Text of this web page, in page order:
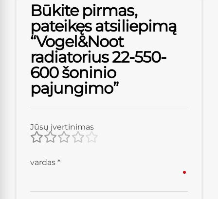
Būkite pirmas,
pateikęs atsiliepimą
“Vogel&Noot
radiatorius 22-550-
600 šoninio
pajungimo”
Jūsų įvertinimas
vardas *